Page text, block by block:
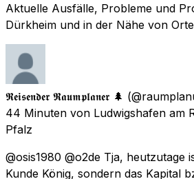
Aktuelle Ausfälle, Probleme und
Dürkheim und in der Nähe von
𝕽𝖊𝖎𝖘𝖊𝖓𝖉𝖊𝖗 𝕽𝖆𝖚𝖒𝖕𝖑𝖆𝖓𝖊𝖗 🌲
44 Minuten von Ludwigshafen am
Pfalz
@osis1980 @o2de Tja, heutzutage
Kunde König, sondern das Kapital